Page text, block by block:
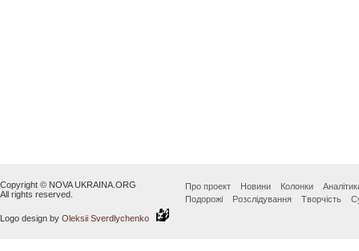
Copyright © NOVA UKRAINA.ORG
All rights reserved.
Logo design by Oleksii Sverdlychenko
Про проект Новини Колонки
Подорожі
Розслідування Творчість